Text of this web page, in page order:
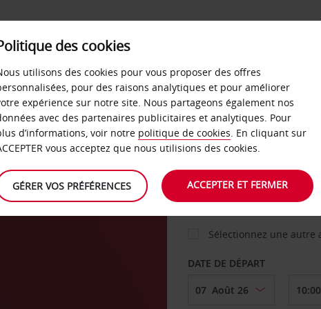
LIBRE-SERVICE
VOITURE
AGENCE DE DÉPART
Sélectionnez une autre
DATE DE DÉPART
des cookies
utilisons des cookies pour vous proposer des offres
pour des raisons analytiques et pour améliorer
expérience sur notre site. Nous partageons également nos
avec des partenaires publicitaires et analytiques. Pour
d’informations, voir notre politique de cookies. En cliquant sur
vous acceptez que nous utilisions des cookies.
GÉRER VOS PRÉFÉRENCES ACCEPTER ET FERMER